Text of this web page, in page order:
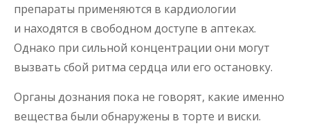
препараты применяются в кардиологии
и находятся в свободном доступе в аптеках.
Однако при сильной концентрации они могут
вызвать сбой ритма сердца или его остановку.
Органы дознания пока не говорят, какие именно
вещества были обнаружены в торте и виски.